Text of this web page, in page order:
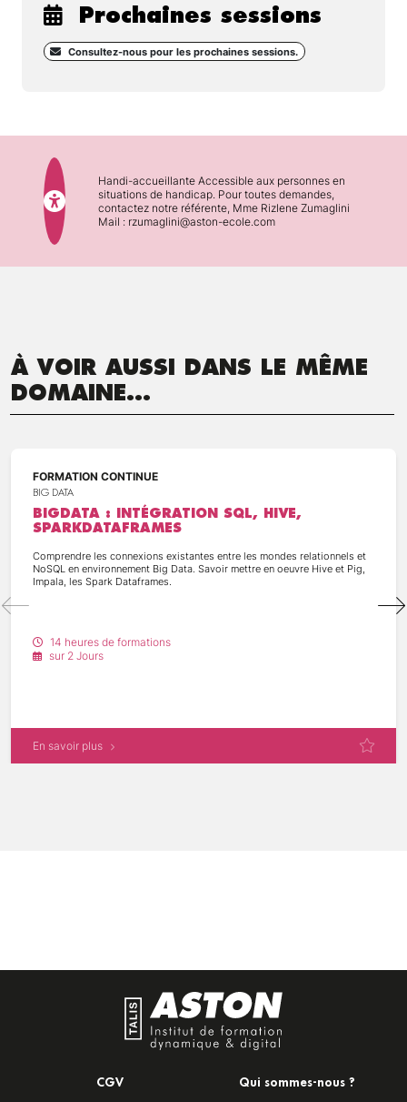
Prochaines sessions
Consultez-nous pour les prochaines sessions.
Handi-accueillante Accessible aux personnes en
situations de handicap. Pour toutes demandes,
contactez notre référente, Mme Rizlene Zumaglini
Mail : rzumaglini@aston-ecole.com
À VOIR AUSSI DANS LE MÊME
DOMAINE...
FORMATION CONTINUE
BIG DATA
BIGDATA : INTÉGRATION SQL, HIVE,
SPARKDATAFRAMES
Comprendre les connexions existantes entre les mondes relationnels et
NoSQL en environnement Big Data. Savoir mettre en oeuvre Hive et Pig,
Impala, les Spark Dataframes.
14 heures de formations
sur 2 Jours
En savoir plus
CGV Qui sommes-nous ?